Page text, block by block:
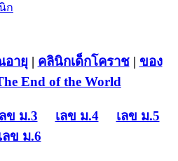
อายุ | คลินิกเด็กโคราช| ของ
End of the World
ข ม.3 เลข ม.4
เลข ม.5
ลข ม.6